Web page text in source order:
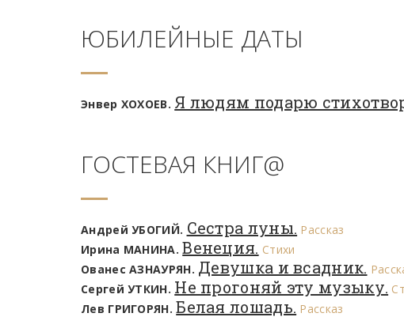
ЮБИЛЕЙНЫЕ ДАТЫ
Энвер ХОХОЕВ. Я людям подарю
ГОСТЕВАЯ КНИГ@
Андрей УБОГИЙ. Сестра луны. Рассказ
Ирина МАНИНА. Венеция. Стихи
Ованес АЗНАУРЯН. Девушка и всадник.
Сергей УТКИН. Не прогоняй эту музыку.
Лев ГРИГОРЯН. Белая лошадь. Рассказ